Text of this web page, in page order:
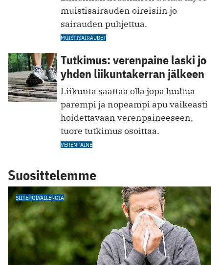
muistisairauden oireisiin jo
sairauden puhjettua.
MUISTISAIRAUDET
Tutkimus: verenpaine laski jo
yhden liikuntakerran jälkeen
Liikunta saattaa olla jopa luultua
parempi ja nopeampi apu vaikeasti
hoidettavaan verenpaineeseen,
tuore tutkimus osoittaa.
VERENPAINE
Suosittelemme
SIITEPÖLYALLERGIA